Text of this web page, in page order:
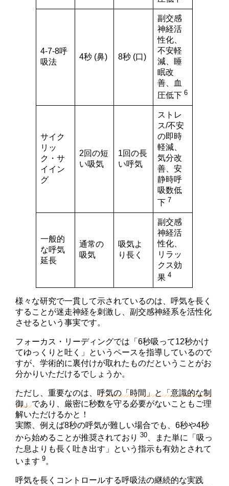
4-7-8呼
吸法
4秒 (鼻) 8秒 (口)
副交感
神経活
性化、
不安軽
減、睡
眠改
善、血
圧低下6
サイク
リッ
ク・サ
イイン
グ
2回の短
い吸気
1回の長
い呼気
ストレ
ス/不安
の即時
軽減、
気分改
善、安
静時呼
吸数低
下 7
一般的
な呼気
延長
通常の
吸気
吸気よ
り長く
副交感
神経活
性化、
リラッ
クス効
果4
様々な研究で一貫して示されているのは、呼気を長く
することが迷走神経を刺激し、副交感神経系を活性化
させるという事実です。
フォーカス・リーディングでは「6秒吸って12秒かけ
てゆっくりと吐く」というペースを指導しているので
すが、学術的に裏付けが取れたものだということがお
分かりいただけるでしょうか。
ただし、重要なのは、呼気の「時間」と「意識的な制
御」であり、厳密に秒数を守る必要がないこともご理
解いただけるかと！
実際、例えば8秒の呼気が難しい場合でも、6秒や4秒
から始めることが推奨されており30、また単に「吸っ
た息よりも長く吐き出す」という指示も有効とされて
います9。
呼気を長くコントロールする呼吸法の継続的な実践